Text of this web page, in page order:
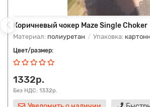
Коричневый чокер Maze Single Choker
Материал: полиуретан Упаковка:
Цвет/размер:
1332р.
Без НДС: 1332р.